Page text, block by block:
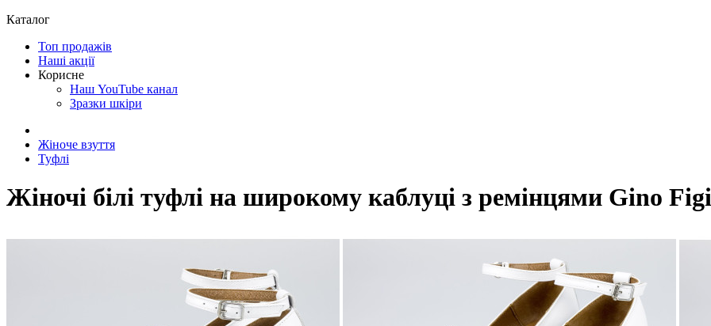
Каталог
Топ продажів
Наші акції
Корисне
Наш YouTube канал
Зразки шкіри
Жіноче взуття
Туфлі
Жіночі білі туфлі на широкому каблуці з ремінцями Gino